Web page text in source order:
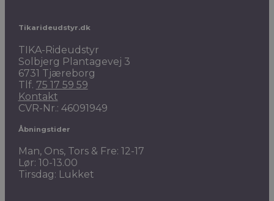
Tikarideudstyr.dk
TIKA-Rideudstyr
Solbjerg Plantagevej 3
6731 Tjæreborg
Tlf. 75 17 59 59
Kontakt
CVR-Nr.: 46091949
Åbningstider
Man, Ons, Tors & Fre: 12-17
Lør: 10-13.00
Tirsdag: Lukket